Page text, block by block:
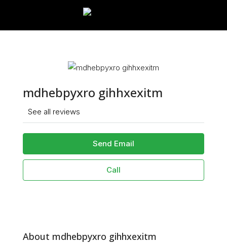
mdhebpyxro gihhxexitm
See all reviews
Send Email
Call
About mdhebpyxro gihhxexitm